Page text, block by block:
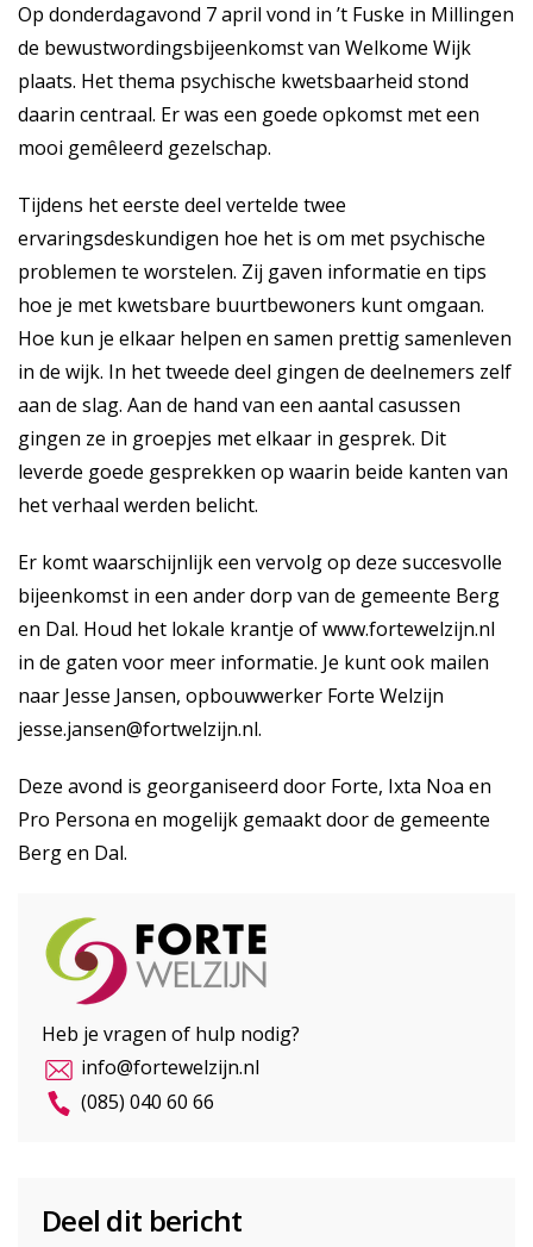
Op donderdagavond 7 april vond in ’t Fuske in Millingen
de bewustwordingsbijeenkomst van Welkome Wijk
plaats. Het thema psychische kwetsbaarheid stond
daarin centraal. Er was een goede opkomst met een
mooi gemêleerd gezelschap.
Tijdens het eerste deel vertelde twee
ervaringsdeskundigen hoe het is om met psychische
problemen te worstelen. Zij gaven informatie en tips
hoe je met kwetsbare buurtbewoners kunt omgaan.
Hoe kun je elkaar helpen en samen prettig samenleven
in de wijk. In het tweede deel gingen de deelnemers zelf
aan de slag. Aan de hand van een aantal casussen
gingen ze in groepjes met elkaar in gesprek. Dit
leverde goede gesprekken op waarin beide kanten van
het verhaal werden belicht.
Er komt waarschijnlijk een vervolg op deze succesvolle
bijeenkomst in een ander dorp van de gemeente Berg
en Dal. Houd het lokale krantje of www.fortewelzijn.nl
in de gaten voor meer informatie. Je kunt ook mailen
naar Jesse Jansen, opbouwwerker Forte Welzijn
jesse.jansen@fortwelzijn.nl.
Deze avond is georganiseerd door Forte, Ixta Noa en
Pro Persona en mogelijk gemaakt door de gemeente
Berg en Dal.
Heb je vragen of hulp nodig?
info@fortewelzijn.nl
(085) 040 60 66
Deel dit bericht